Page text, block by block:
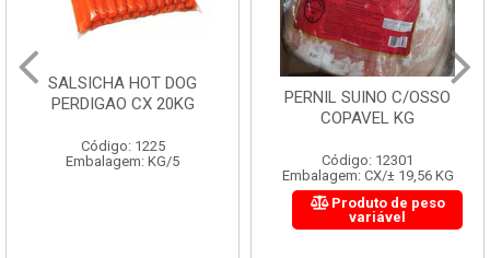
DOG
20KG
PERNIL SUINO C/OSSO
Embalagem: CX/± 19,56 KG
PERDIGAO